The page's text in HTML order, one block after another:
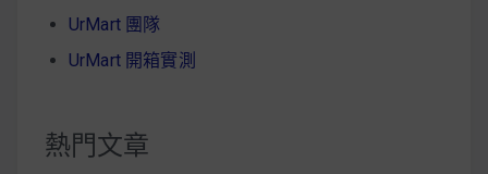
UrMart 團隊
UrMart 開箱實測
熱門文章